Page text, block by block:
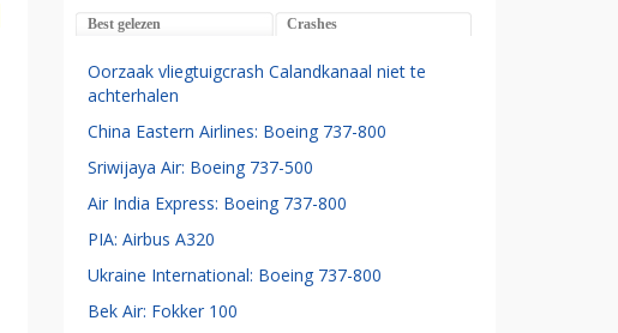
Best gelezen Crashes
Oorzaak vliegtuigcrash Calandkanaal niet te
achterhalen
China Eastern Airlines: Boeing 737-800
Sriwijaya Air: Boeing 737-500
Air India Express: Boeing 737-800
PIA: Airbus A320
Ukraine International: Boeing 737-800
Bek Air: Fokker 100